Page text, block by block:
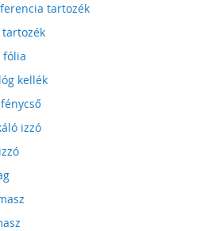
tartozék
fólia
kellék
izzó